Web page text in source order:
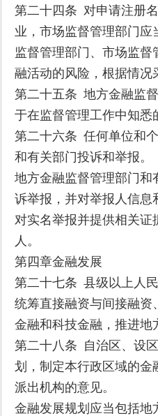
第二十四条 对申请注册
业，市场监督管理部门
监督管理部门、市场监
融活动的风险，根据情况
第二十五条 地方金融监
于在监督管理工作中知悉
第二十六条 任何单位和
和有关部门投诉和举报。
地方金融监督管理部门和
诉举报，并对举报人信息
对实名举报并提供相关证
人。
第四章金融发展
第二十七条 县级以上人
统筹直接融资与间接融资
金融和科技金融，推进地
第二十八条 自治区、设
划，制定本行政区域的金
派出机构的意见。
金融发展规划应当包括地